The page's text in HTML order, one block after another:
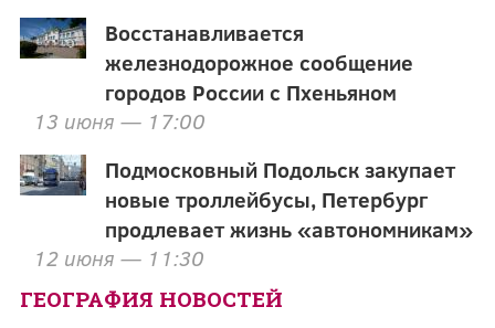
Восстанавливается
железнодорожное сообщение
городов России с Пхеньяном
13 июня — 17:00
Подмосковный Подольск закупает
новые троллейбусы, Петербург
продлевает жизнь «автономникам»
12 июня — 11:30
ГЕОГРАФИЯ НОВОСТЕЙ